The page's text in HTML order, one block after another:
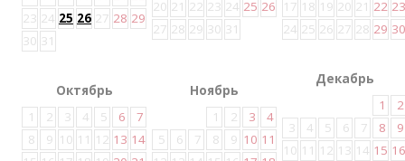
23 24 25 26 27 28 29
30 31
20 21 22 23 24 25 26
27 28 29 30 31
17 18 19 20 21 22 23
24 25 26 27 28 29 30
Октябрь
1
2 3 4 5 6
7
8
9 10 11 12 13 14
Ноябрь
1
2 3
4
5
6 7 8 9 10 11
Декабрь
1
2
3
4 5 6 7 8
9
10 11 12 13 14 15 16